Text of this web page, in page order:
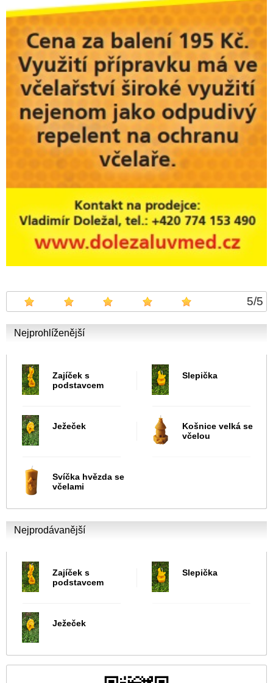
5/5
Nejprohlíženější
Zajíček s
podstavcem
Slepička
Ježeček
Košnice velká se
včelou
Svíčka hvězda se
včelami
Nejprodávanější
Zajíček s
podstavcem
Slepička
Ježeček